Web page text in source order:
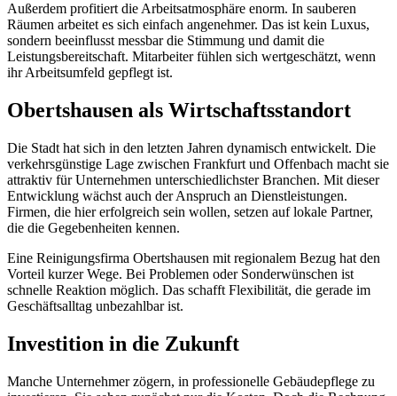
Außerdem profitiert die Arbeitsatmosphäre enorm. In sauberen
Räumen arbeitet es sich einfach angenehmer. Das ist kein Luxus,
sondern beeinflusst messbar die Stimmung und damit die
Leistungsbereitschaft. Mitarbeiter fühlen sich wertgeschätzt, wenn
ihr Arbeitsumfeld gepflegt ist.
Obertshausen als Wirtschaftsstandort
Die Stadt hat sich in den letzten Jahren dynamisch entwickelt. Die
verkehrsgünstige Lage zwischen Frankfurt und Offenbach macht sie
attraktiv für Unternehmen unterschiedlichster Branchen. Mit dieser
Entwicklung wächst auch der Anspruch an Dienstleistungen.
Firmen, die hier erfolgreich sein wollen, setzen auf lokale Partner,
die die Gegebenheiten kennen.
Eine Reinigungsfirma Obertshausen mit regionalem Bezug hat den
Vorteil kurzer Wege. Bei Problemen oder Sonderwünschen ist
schnelle Reaktion möglich. Das schafft Flexibilität, die gerade im
Geschäftsalltag unbezahlbar ist.
Investition in die Zukunft
Manche Unternehmer zögern, in professionelle Gebäudepflege zu